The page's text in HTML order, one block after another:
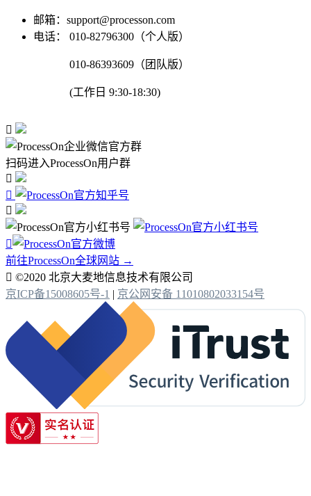
邮箱：support@processon.com
电话：
010-82796300（个人版）
010-86393609（团队版）
(工作日 9:30-18:30)

扫码进入ProcessOn用户群




前往ProcessOn全球网站 →
 ©2020 北京大麦地信息技术有限公司
京ICP备15008605号-1 | 京公网安备 11010802033154号